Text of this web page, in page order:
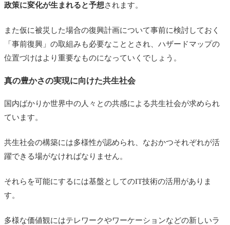
政策に変化が生まれると予想されます。
また仮に被災した場合の復興計画について事前に検討しておく
「事前復興」の取組みも必要なこととされ、ハザードマップの
位置づけはより重要なものになっていくでしょう。
真の豊かさの実現に向けた共生社会
国内ばかりか世界中の人々との共感による共生社会が求められ
ています。
共生社会の構築には多様性が認められ、なおかつそれぞれが活
躍できる場がなければなりません。
それらを可能にするには基盤としてのIT技術の活用がありま
す。
多様な価値観にはテレワークやワーケーションなどの新しいラ